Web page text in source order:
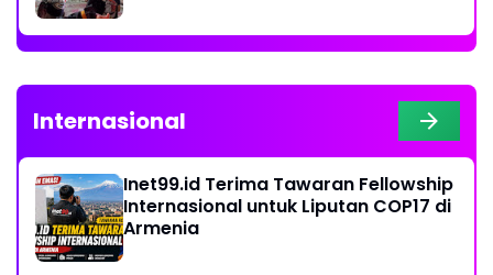
Internasional
Inet99.id Terima Tawaran Fellowship
Internasional untuk Liputan COP17 di
Armenia